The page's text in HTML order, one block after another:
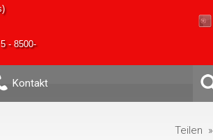
- 8500-
Kontakt
Teilen »